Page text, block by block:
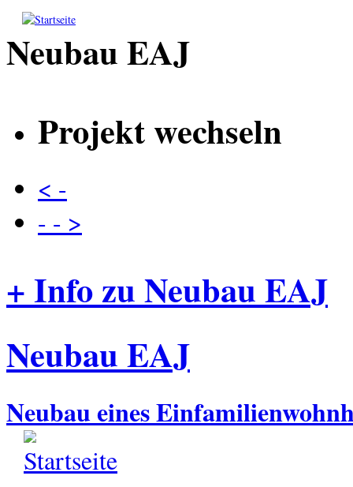
Direkt zum Inhalt
Neubau EAJ
Projekt wechseln
< -
- - >
+ Info zu Neubau EAJ
Neubau EAJ
Neubau eines